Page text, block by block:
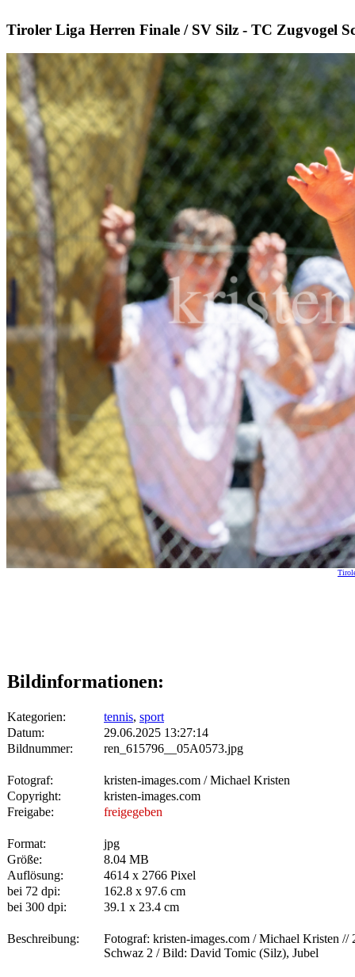
Tiroler Liga Herren Finale / SV Silz - TC Zugvogel
Bildinformationen:
Kategorien: tennis, sport
Datum:
29.06.2025 13:27:14
Bildnummer:
ren_615796__05A0573.jpg
Fotograf:
kristen-images.com / Michael Kristen
Copyright:
kristen-images.com
Freigabe:
freigegeben
Format:
jpg
Größe:
8.04 MB
Auflösung:
4614 x 2766 Pixel
bei 72 dpi:
162.8 x 97.6 cm
bei 300 dpi:
39.1 x 23.4 cm
Beschreibung:
Fotograf: kristen-images.com / Michael Kristen
Schwaz 2 / Bild: David Tomic (Silz), Jubel